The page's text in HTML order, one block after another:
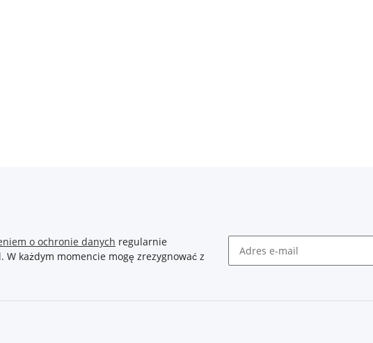
o ochronie danych regularnie
każdym momencie mogę zrezygnować z